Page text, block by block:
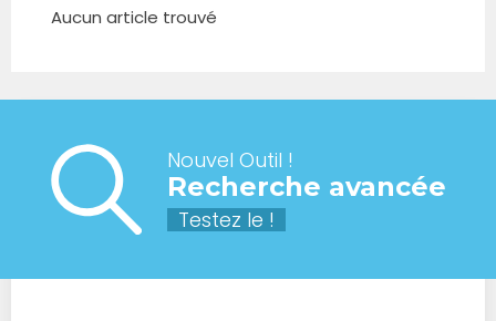
Aucun article trouvé
Nouvel Outil !
Recherche avancée
Testez le !